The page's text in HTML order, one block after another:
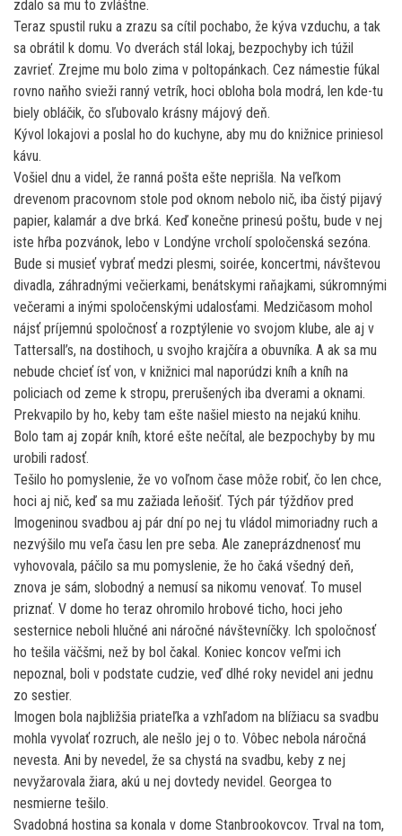
zdalo sa mu to zvláštne.
Teraz spustil ruku a zrazu sa cítil pochabo, že kýva vzduchu, a tak
sa obrátil k domu. Vo dverách stál lokaj, bezpochyby ich túžil
zavrieť. Zrejme mu bolo zima v poltopánkach. Cez námestie fúkal
rovno naňho svieži ranný vetrík, hoci obloha bola modrá, len kde-tu
biely obláčik, čo sľubovalo krásny májový deň.
Kývol lokajovi a poslal ho do kuchyne, aby mu do knižnice priniesol
kávu.
Vošiel dnu a videl, že ranná pošta ešte neprišla. Na veľkom
drevenom pracovnom stole pod oknom nebolo nič, iba čistý pijavý
papier, kalamár a dve brká. Keď konečne prinesú poštu, bude v nej
iste hŕba pozvánok, lebo v Londýne vrcholí spoločenská sezóna.
Bude si musieť vybrať medzi plesmi, soirée, koncertmi, návštevou
divadla, záhradnými večierkami, benátskymi raňajkami, súkromnými
večerami a inými spoločenskými udalosťami. Medzičasom mohol
nájsť príjemnú spoločnosť a rozptýlenie vo svojom klube, ale aj v
Tattersall’s, na dostihoch, u svojho krajčíra a obuvníka. A ak sa mu
nebude chcieť ísť von, v knižnici mal naporúdzi kníh a kníh na
policiach od zeme k stropu, prerušených iba dverami a oknami.
Prekvapilo by ho, keby tam ešte našiel miesto na nejakú knihu.
Bolo tam aj zopár kníh, ktoré ešte nečítal, ale bezpochyby by mu
urobili radosť.
Tešilo ho pomyslenie, že vo voľnom čase môže robiť, čo len chce,
hoci aj nič, keď sa mu zažiada leňošiť. Tých pár týždňov pred
Imogeninou svadbou aj pár dní po nej tu vládol mimoriadny ruch a
nezvýšilo mu veľa času len pre seba. Ale zaneprázdnenosť mu
vyhovovala, páčilo sa mu pomyslenie, že ho čaká všedný deň,
znova je sám, slobodný a nemusí sa nikomu venovať. To musel
priznať. V dome ho teraz ohromilo hrobové ticho, hoci jeho
sesternice neboli hlučné ani náročné návštevníčky. Ich spoločnosť
ho tešila väčšmi, než by bol čakal. Koniec koncov veľmi ich
nepoznal, boli v podstate cudzie, veď dlhé roky nevidel ani jednu
zo sestier.
Imogen bola najbližšia priateľka a vzhľadom na blížiacu sa svadbu
mohla vyvolať rozruch, ale nešlo jej o to. Vôbec nebola náročná
nevesta. Ani by nevedel, že sa chystá na svadbu, keby z nej
nevyžarovala žiara, akú u nej dovtedy nevidel. Georgea to
nesmierne tešilo.
Svadobná hostina sa konala v dome Stanbrookovcov. Trval na tom,